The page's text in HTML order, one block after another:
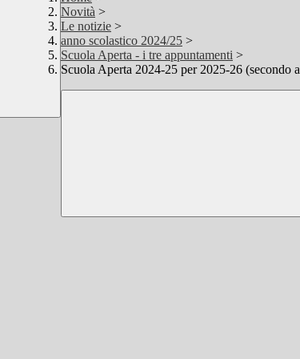
Novità >
Le notizie >
anno scolastico 2024/25 >
Scuola Aperta - i tre appuntamenti >
Scuola Aperta 2024-25 per 2025-26 (secondo